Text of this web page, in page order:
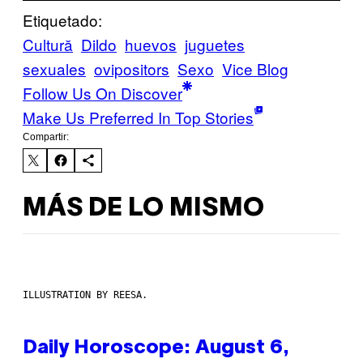
Etiquetado:
Cultură Dildo huevos juguetes
sexuales ovipositors Sexo Vice Blog
Follow Us On Discover
Make Us Preferred In Top Stories
Compartir:
MÁS DE LO MISMO
ILLUSTRATION BY REESA.
Daily Horoscope: August 6,